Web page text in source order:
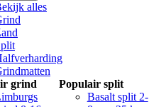
alles
grind
Populair split
Basalt split 2-